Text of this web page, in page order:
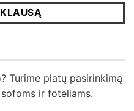
Turime platų pasirinkimą
ir foteliams.